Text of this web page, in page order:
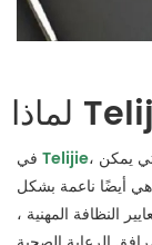
Telijie يمكن
أيضًا ناعمة بشكل
النظافة المهنية ،